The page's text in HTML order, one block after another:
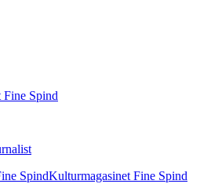
Fine Spind
Kulturmagasinet Fine Spind